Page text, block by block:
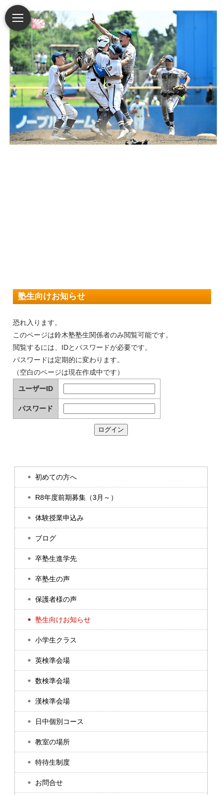
塾生向けお知らせ
恐れ入ります。
このページは鈴木塾塾生関係者のみ閲覧可能です。
閲覧するには、IDとパスワードが必要です。
パスワードは定期的に変わります。
（空白のページは現在作成中です）
ユーザーID
パスワード
初めての方へ
R8年度前期募集（3月～）
体験授業申込み
ブログ
卒塾生進学先
卒塾生の声
保護者様の声
塾生向けお知らせ
小学生クラス
英検準会場
数検準会場
漢検準会場
日中個別コース
教室の場所
特待生制度
お問合せ